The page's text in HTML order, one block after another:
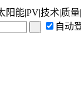
阳能|PV|技术|质
自动